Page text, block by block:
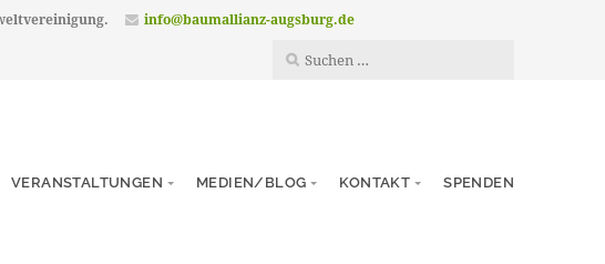
info@baumallianz-augsburg.de
VERANSTALTUNGEN MEDIEN/BLOG KONTAKT SPENDEN